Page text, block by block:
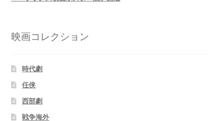
映画コレクション
時代劇
任侠
西部劇
戦争海外